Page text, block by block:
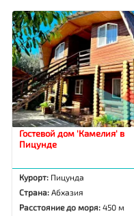
Гостевой дом 'Камелия' в
Пицунде
Курорт: Пицунда
Страна: Абхазия
Расстояние до моря:450 м